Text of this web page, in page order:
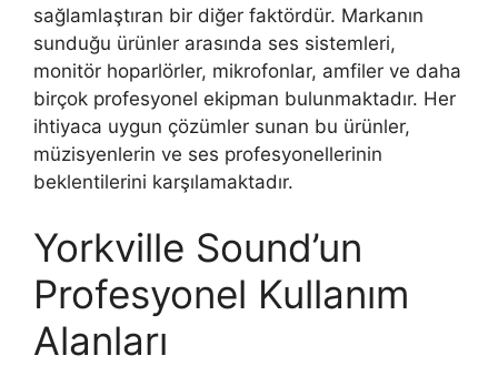
sağlamlaştıran bir diğer faktördür. Markanın
sunduğu ürünler arasında ses sistemleri,
monitör hoparlörler, mikrofonlar, amfiler ve daha
birçok profesyonel ekipman bulunmaktadır. Her
ihtiyaca uygun çözümler sunan bu ürünler,
müzisyenlerin ve ses profesyonellerinin
beklentilerini karşılamaktadır.
Yorkville Sound’un
Profesyonel Kullanım
Alanları